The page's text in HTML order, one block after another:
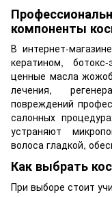
компоненты
В интернет-
кератином,
ценные масла
лечения,
повреждений
салонных
устраняют
волоса гладкой,
Как выбрать
При выборе стоит